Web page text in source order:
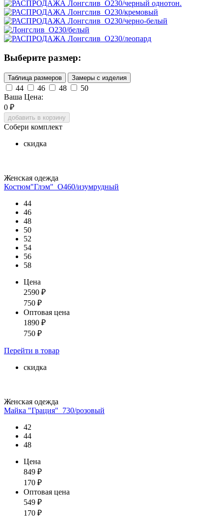
Выберите размер:
Таблица размеров Замеры с изделия
44 46 48
50
Ваша Цена:
0 ₽
добавить в корзину
Собери комплект
скидка
Женская одежда
Костюм"Глэм"_О460/изумрудный
44
46
48
50
52
54
56
58
Цена
2590 ₽
750 ₽
Оптовая цена
1890 ₽
750 ₽
Перейти в товар
скидка
Женская одежда
Майка "Грация"_730/розовый
42
44
48
Цена
849 ₽
170 ₽
Оптовая цена
549 ₽
170 ₽